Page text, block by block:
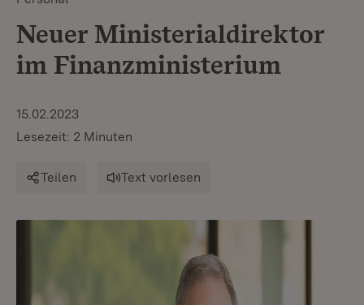
Neuer Ministerialdirektor
im Finanzministerium
15.02.2023
Lesezeit: 2 Minuten
Teilen Text vorlesen